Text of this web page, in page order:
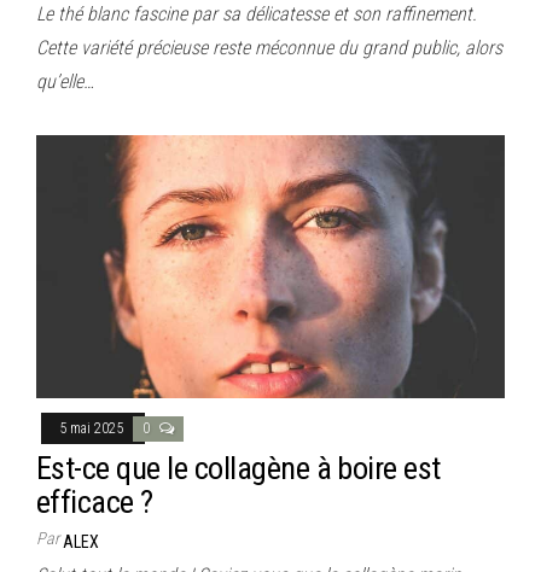
Le thé blanc fascine par sa délicatesse et son raffinement.
Cette variété précieuse reste méconnue du grand public, alors
qu’elle…
5 mai 2025 0
Est-ce que le collagène à boire est
efficace ?
ParALEX